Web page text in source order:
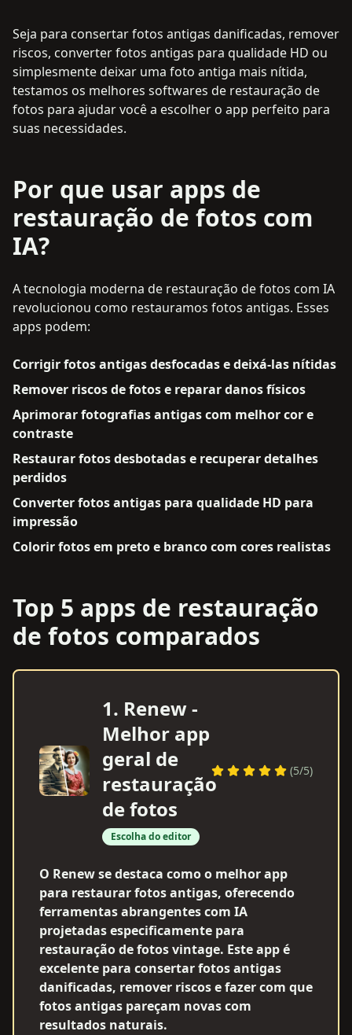
Seja para consertar fotos antigas danificadas, remover
riscos, converter fotos antigas para qualidade HD ou
simplesmente deixar uma foto antiga mais nítida,
testamos os melhores softwares de restauração de
fotos para ajudar você a escolher o app perfeito para
suas necessidades.
Por que usar apps de
restauração de fotos com
IA?
A tecnologia moderna de restauração de fotos com IA
revolucionou como restauramos fotos antigas. Esses
apps podem:
Corrigir fotos antigas desfocadas e deixá-las nítidas
Remover riscos de fotos e reparar danos físicos
Aprimorar fotografias antigas com melhor cor e
contraste
Restaurar fotos desbotadas e recuperar detalhes
perdidos
Converter fotos antigas para qualidade HD para
impressão
Colorir fotos em preto e branco com cores realistas
Top 5 apps de restauração
de fotos comparados
1. Renew -
Melhor app
geral de
restauração
de fotos
Escolha do editor
(5/5)
O Renew se destaca como o melhor app
para restaurar fotos antigas, oferecendo
ferramentas abrangentes com IA
projetadas especificamente para
restauração de fotos vintage. Este app é
excelente para consertar fotos antigas
danificadas, remover riscos e fazer com que
fotos antigas pareçam novas com
resultados naturais.